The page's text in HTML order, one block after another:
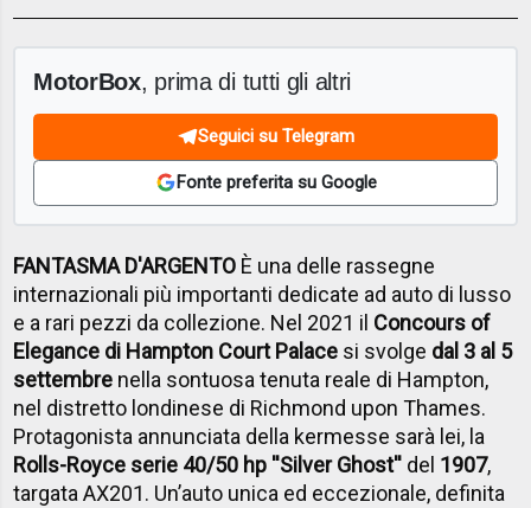
MotorBox, prima di tutti gli altri
Seguici su Telegram
Fonte preferita su Google
FANTASMA D'ARGENTO È una delle rassegne
internazionali più importanti dedicate ad auto di lusso
e a rari pezzi da collezione. Nel 2021 il Concours of
Elegance di Hampton Court Palace si svolge dal 3 al 5
settembre nella sontuosa tenuta reale di Hampton,
nel distretto londinese di Richmond upon Thames.
Protagonista annunciata della kermesse sarà lei, la
Rolls-Royce serie 40/50 hp ''Silver Ghost'' del 1907,
targata AX201. Un’auto unica ed eccezionale, definita